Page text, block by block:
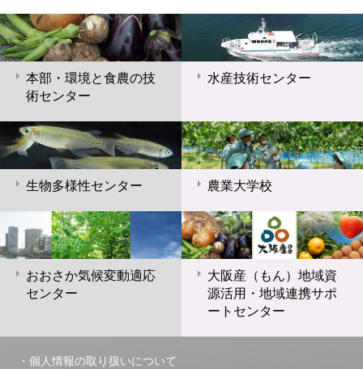
本部・環境と食農の技
術センター
水産技術センター
生物多様性センター 農業大学校
おおさか気候変動適応
センター
大阪産（もん）地域資
源活用・地域連携サポ
ートセンター
個人情報の取り扱いについて